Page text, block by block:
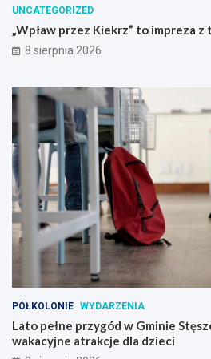
m
p
r
e
a
t
r
a
d
y
c
j
a
m
i
e
S
t
s
e
w
:
p
ó
ł
k
o
l
o
i
e
i
w
a
UNCATEGORIZED
„Wpław przez Kiekrz” to impreza z
8 sierpnia 2026
PÓŁKOLONIE WYDARZENIA
Lato pełne przygód w Gminie
wakacyjne atrakcje dla dzieci